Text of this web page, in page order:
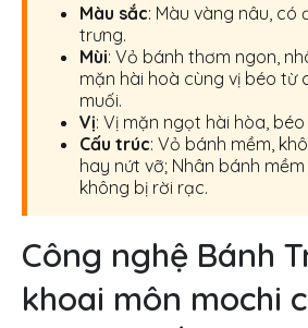
Màu sắc: Màu vàng nâu, có
trưng.
Mùi: Vỏ bánh thơm ngon,
mặn hài hoà cùng vị béo từ
muối.
Vị: Vị mặn ngọt hài hòa,
Cấu trúc: Vỏ bánh mềm,
hay nứt vỡ; Nhân bánh
không bị rời rạc.
Công nghệ Bánh
khoai môn mochi